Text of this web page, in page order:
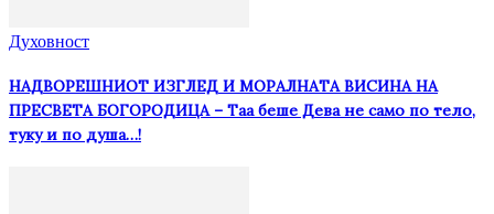
Духовност
НАДВОРЕШНИОТ ИЗГЛЕД И МОРАЛНАТА ВИСИНА HA
ПРЕСВЕТА БОГОРОДИЦА – Таа беше Дева не само по тело,
туку и по душа…!